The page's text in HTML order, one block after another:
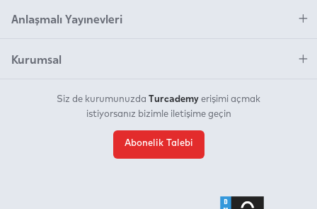
Anlaşmalı Yayınevleri
Kurumsal
Siz de kurumunuzda Turcademy erişimi açmak
istiyorsanız bizimle iletişime geçin
Abonelik Talebi